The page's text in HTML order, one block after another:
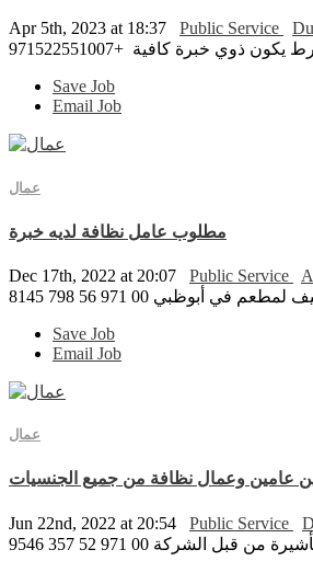
Apr 5th, 2023 at 18:37 Public Service
خبرة كافية +971522551007
Save Job
Email Job
عمال
مطلوب عامل نظافة لديه خبرة
Dec 17th, 2022 at 20:07 Public Service
00 971 56 798 8145
Save Job
Email Job
عمال
عامين وعمال نظافة من جميع الجنسيات
Jun 22nd, 2022 at 20:54 Public Service